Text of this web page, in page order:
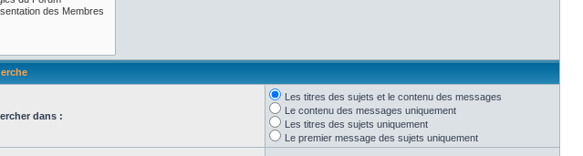
dans :
Les titres des sujets et le contenu des messages
Le contenu des messages uniquement
Les titres des sujets uniquement
Le premier message des sujets uniquement